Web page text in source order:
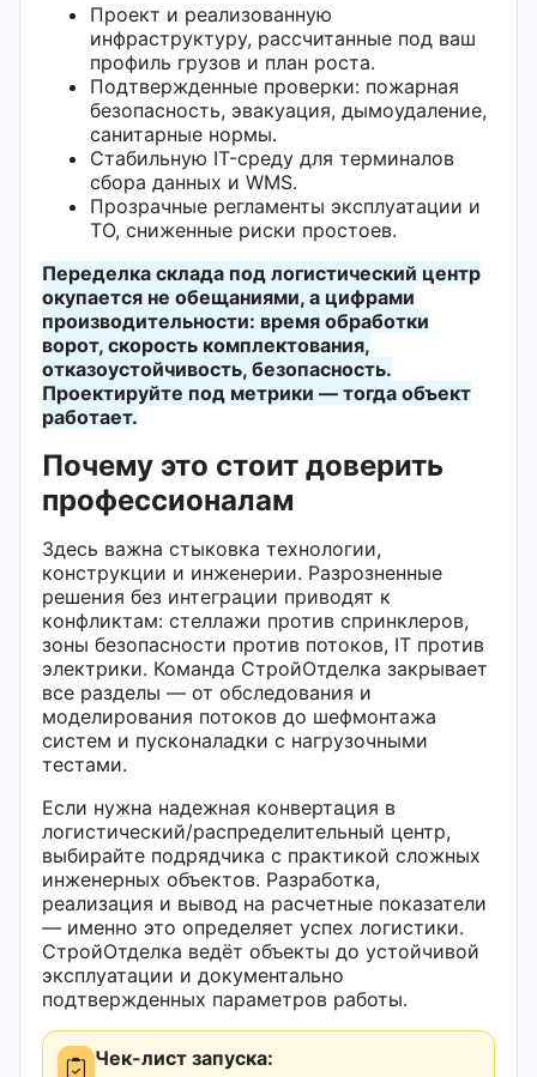
Проект и реализованную
инфраструктуру, рассчитанные под ваш
профиль грузов и план роста.
Подтвержденные проверки: пожарная
безопасность, эвакуация, дымоудаление,
санитарные нормы.
Стабильную IT-среду для терминалов
сбора данных и WMS.
Прозрачные регламенты эксплуатации и
ТО, сниженные риски простоев.
Переделка склада под логистический центр
окупается не обещаниями, а цифрами
производительности: время обработки
ворот, скорость комплектования,
отказоустойчивость, безопасность.
Проектируйте под метрики — тогда объект
работает.
Почему это стоит доверить
профессионалам
Здесь важна стыковка технологии,
конструкции и инженерии. Разрозненные
решения без интеграции приводят к
конфликтам: стеллажи против спринклеров,
зоны безопасности против потоков, IT против
электрики. Команда СтройОтделка закрывает
все разделы — от обследования и
моделирования потоков до шефмонтажа
систем и пусконаладки с нагрузочными
тестами.
Если нужна надежная конвертация в
логистический/распределительный центр,
выбирайте подрядчика с практикой сложных
инженерных объектов. Разработка,
реализация и вывод на расчетные показатели
— именно это определяет успех логистики.
СтройОтделка ведёт объекты до устойчивой
эксплуатации и документально
подтвержденных параметров работы.
Чек-лист запуска: